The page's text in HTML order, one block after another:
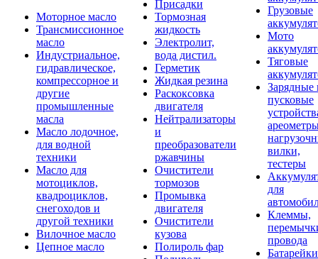
Моторное масло
Трансмиссионное
масло
Индустриальное,
гидравлическое,
компрессорное и
другие
промышленные
масла
Масло лодочное,
для водной
техники
Масло для
мотоциклов,
квадроциклов,
снегоходов и
другой техники
Вилочное масло
Цепное масло
Присадки
Тормозная
жидкость
Электролит,
вода дистил.
Герметик
Жидкая резина
Раскоксовка
двигателя
Нейтрализаторы
и
преобразователи
ржавчины
Очистители
тормозов
Промывка
двигателя
Очистители
кузова
Полироль фар
Грузовые
Мото
Тяговые
Зарядные
пусковые
вилки,
тестеры
для
Клеммы,
провода